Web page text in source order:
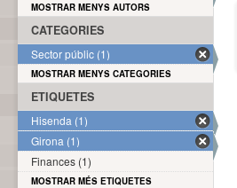
MOSTRAR MENYS AUTORS
CATEGORIES
Sector públic (1)
MOSTRAR MENYS CATEGORIES
ETIQUETES
Hisenda (1)
Girona (1)
Finances (1)
MOSTRAR MÉS ETIQUETES